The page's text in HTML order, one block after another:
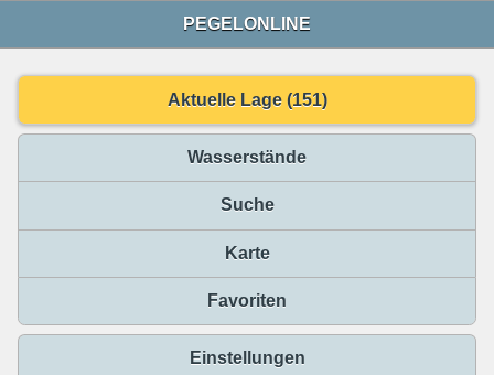
PEGELONLINE
Aktuelle Lage (151)
Wasserstände
Suche
Karte
Favoriten
Einstellungen